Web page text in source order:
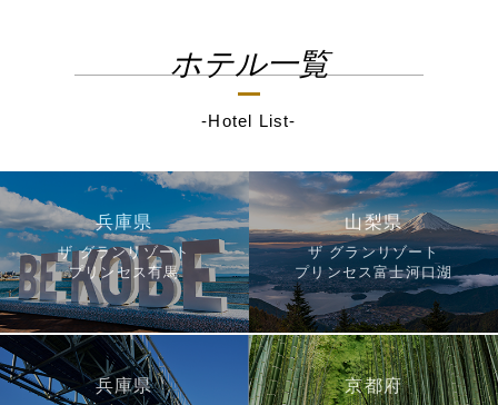
ホテル一覧
-Hotel List-
兵庫県
ザ グランリゾート
プリンセス有馬
山梨県
ザ グランリゾート
プリンセス富士河口湖
兵庫県 京都府